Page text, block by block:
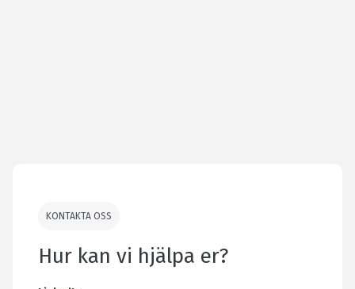
KONTAKTA OSS
Hur kan vi hjälpa er?